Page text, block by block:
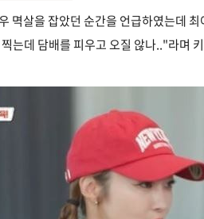
멱살을 잡았던 순간을 언급하였는데
는데 담배를 피우고 오질 않나.."라며